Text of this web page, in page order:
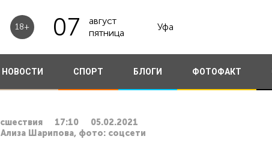
18+ 07
август
пятница
Уфа
НОВОСТИ СПОРТ БЛОГИ ФОТОФАКТ
17:10
05.02.2021
Шарипова, фото: соцсети